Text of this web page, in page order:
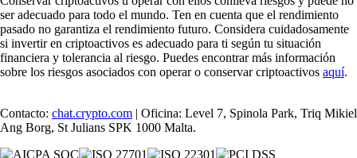
ser adecuado para todo el mundo. Ten en cuenta que el rendimiento
pasado no garantiza el rendimiento futuro. Considera cuidadosamente
si invertir en criptoactivos es adecuado para ti según tu situación
financiera y tolerancia al riesgo. Puedes encontrar más información
sobre los riesgos asociados con operar o conservar criptoactivos aquí.
Contacto: chat.crypto.com | Oficina: Level 7, Spinola Park, Triq Mikiel
Ang Borg, St Julians SPK 1000 Malta.